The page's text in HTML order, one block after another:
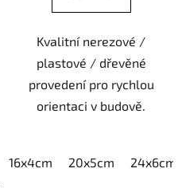
Kvalitní nerezové /
plastové / dřevěné
provedení pro rychlou
orientaci v budově.
16x4cm 20x5cm 24x6cm